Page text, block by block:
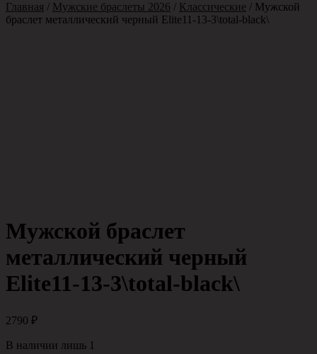
Главная / Мужские браслеты 2026 / Классические / Мужской
браслет металлический черный Elite11-13-3\total-black\
Мужской браслет
металлический черный
Elite11-13-3\total-black\
2790 ₽
В наличии лишь 1